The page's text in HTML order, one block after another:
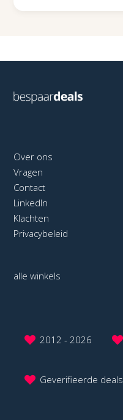
Over ons
Vragen
Contact
LinkedIn
Klachten
Privacybeleid
alle winkels
2012 - 2026
Geverifieerde deals